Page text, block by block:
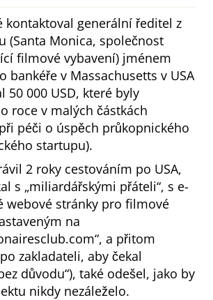
kontaktoval generální ředitel z
(Santa Monica, společnost
filmové vybavení) jménem
bankéře v Massachusetts v USA
50 000 USD, které byly
roce v malých částkách
péči o úspěch průkopnického
startupu).
2 roky cestováním po USA,
s miliardářskými přáteli , s e-
webové stránky pro filmové
na
, a přitom
zakladateli, aby čekal
důvodu ), také odešel, jako by
nikdy nezáleželo.